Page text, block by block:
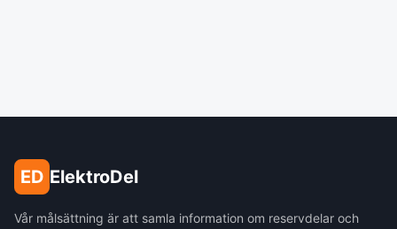
ED ElektroDel
Vår målsättning är att samla information om reservdelar och